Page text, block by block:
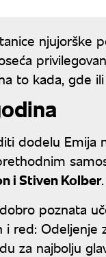
njujorške
to kada, gde
dodelu Emija
i Stiven Kolber.
poznata
red: Odeljenje
za najbolju